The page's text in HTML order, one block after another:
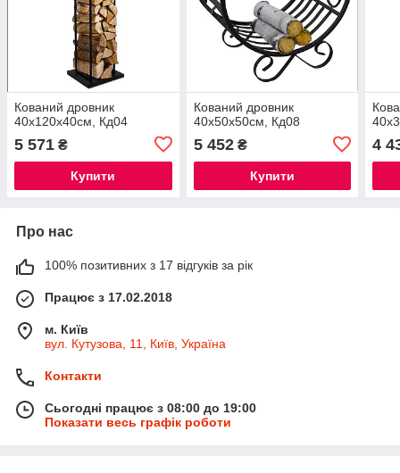
Кований дровник
40х120х40см, Кд04
5 571 ₴
Купити
Кований дровник
40х50х50см, Кд08
5 452₴
Купити
4
Про нас
100% позитивних з 17 відгуків за рік
Працює з 17.02.2018
м. Київ
вул. Кутузова, 11, Київ, Україна
Контакти
Сьогодні працює з 08:00 до 19:00
Показати весь графік роботи